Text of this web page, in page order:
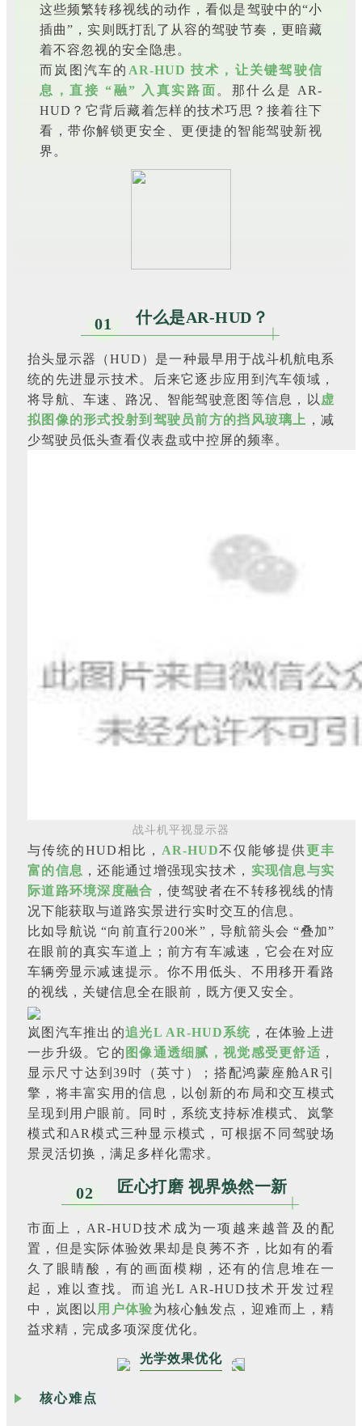
这些频繁转移视线的动作，看似是驾驶中的“小
插曲” ，实则既打乱了从容的驾驶节奏，更暗藏
着不容忽视的安全隐患。
而岚图汽车的 AR-HUD 技术，让关键驾驶信
息，直接 “融” 入真实路面 。那什么是 AR-
HUD？它背后藏着怎样的技术巧思？接着往下
看，带你解锁更安全、更便捷的智能驾驶新视
界。
01 什么是AR-HUD？
抬头显示器（HUD）是一种最早用于战斗机航电系
统的先进显示技术。后来它逐步应用到汽车领域，
将导航、车速、路况、智能驾驶意图等信息，以 虚
拟图像的形式投射到驾驶员前方的挡风玻璃上 ，减
少驾驶员低头查看仪表盘或中控屏的频率。
战斗机平视显示器
与传统的HUD相比， AR-HUD不仅能够提供更丰
富的信息 ，还能通过增强现实技术， 实现信息与实
际道路环境深度融合 ，使驾驶者在不转移视线的情
况下能获取与道路实景进行实时交互的信息。
比如导航说 “向前直行200米”，导航箭头会 “叠加”
在眼前的真实车道上；前方有车减速，它会在对应
车辆旁显示减速提示。你不用低头、不用移开看路
的视线，关键信息全在眼前，既方便又安全。
岚图汽车推出的追光L AR-HUD系统 ，在体验上进
一步升级。它的 图像通透细腻，视觉感受更舒适 ，
显示尺寸达到39吋（英寸）；搭配鸿蒙座舱AR引
擎，将丰富实用的信息，以创新的布局和交互模式
呈现到用户眼前。同时，系统支持标准模式、岚擎
模式和AR模式三种显示模式，可根据不同驾驶场
景灵活切换，满足多样化需求。
02 匠心打磨 视界焕然一新
市面上，AR-HUD技术成为一项越来越普及的配
置，但是实际体验效果却是良莠不齐，比如有的看
久了眼睛酸，有的画面模糊，还有的信息堆在一
起，难以查找。而追光L AR-HUD技术开发过程
中，岚图以 用户体验为核心触发点，迎难而上，精
益求精，完成多项深度优化。
光学效果优化
核心难点